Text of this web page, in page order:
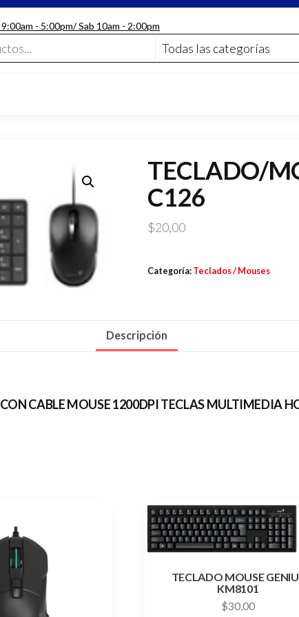
- 5:00pm/ Sab 10am - 2:00pm
TECLADO/
C126
$20,00
Categoría: Teclados / Mouses
Descripción
CABLE MOUSE 1200DPI TECLAS MULTIMEDIA
TECLADO MOUSE
KM8101
$30,00